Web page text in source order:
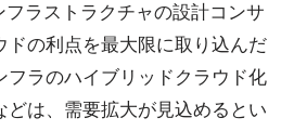
ラストラクチャの設計コンサ
ドの利点を最大限に取り込んだ
フラのハイブリッドクラウド化
どは、需要拡大が見込めるとい